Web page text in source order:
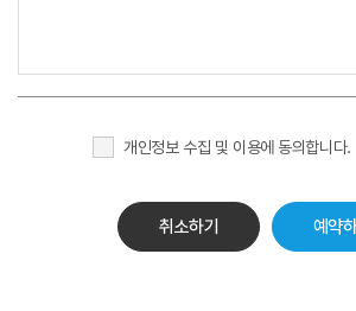
개인정보 수집 및 이용에 동의합니다.
취소하기